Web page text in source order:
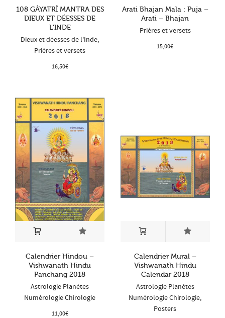
108 GÂYATRÎ MANTRA DES
DIEUX ET DÉESSES DE
L’INDE
Dieux et déesses de l'Inde,
Prières et versets
16,50€
Arati Bhajan Mala : Puja –
Arati – Bhajan
Prières et versets
15,00€
Calendrier Hindou –
Vishwanath Hindu
Panchang 2018
Astrologie Planètes
Numérologie Chirologie
11,00€
Calendrier Mural –
Vishwanath Hindu
Calendar 2018
Astrologie Planètes
Numérologie Chirologie,
Posters